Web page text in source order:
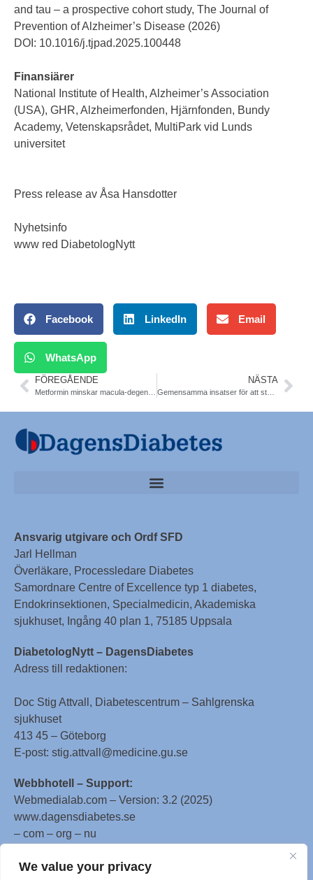
We value your privacy
and tau – a prospective cohort study, The Journal of
Prevention of Alzheimer’s Disease (2026)
DOI: 10.1016/j.tjpad.2025.100448
Finansiärer
National Institute of Health, Alzheimer’s Association
(USA), GHR, Alzheimerfonden, Hjärnfonden, Bundy
Academy, Vetenskapsrådet, MultiPark vid Lunds
universitet
Press release av Åsa Hansdotter
Nyhetsinfo
www red DiabetologNytt
Facebook LinkedIn Email
WhatsApp
FÖREGÅENDE NÄSTA
Gemensamma insatser för att stärka obesitasvården. Partnerskap för kunskapsstyrning. Socialstyrelsen
Ansvarig utgivare och Ordf SFD
Jarl Hellman
Överläkare, Processledare Diabetes
Samordnare Centre of Excellence typ 1 diabetes,
Endokrinsektionen, Specialmedicin, Akademiska
sjukhuset, Ingång 40 plan 1, 75185 Uppsala
DiabetologNytt – DagensDiabetes
Adress till redaktionen:
Doc Stig Attvall, Diabetescentrum – Sahlgrenska
sjukhuset
413 45 – Göteborg
E-post: stig.attvall@medicine.gu.se
Webbhotell – Support:
Webmedialab.com – Version: 3.2 (2025)
www.dagensdiabetes.se
– com – org – nu
All material on this website